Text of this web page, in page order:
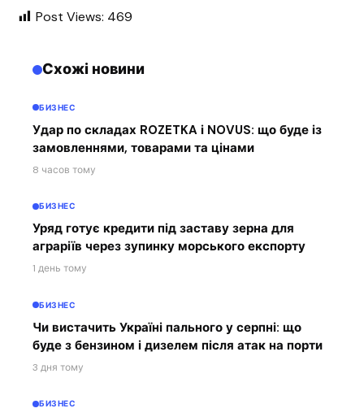
Post Views: 469
Схожі новини
БИЗНЕС
Удар по складах ROZETKA і NOVUS: що буде із
замовленнями, товарами та цінами
8 часов тому
БИЗНЕС
Уряд готує кредити під заставу зерна для
аграріїв через зупинку морського експорту
1 день тому
БИЗНЕС
Чи вистачить Україні пального у серпні: що
буде з бензином і дизелем після атак на порти
3 дня тому
БИЗНЕС